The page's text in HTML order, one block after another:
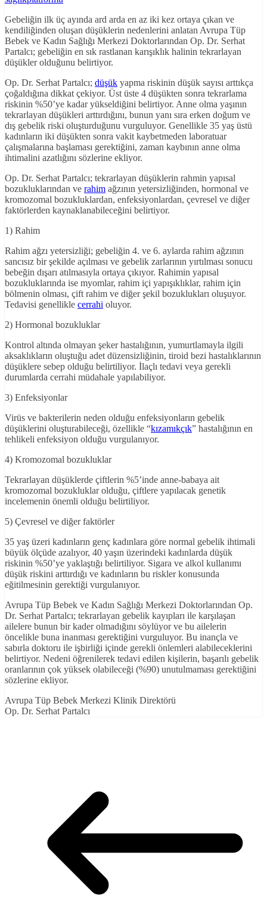
Gebeliğin ilk üç ayında ard arda en az iki kez ortaya çıkan ve
kendiliğinden oluşan düşüklerin nedenlerini anlatan Avrupa Tüp
Bebek ve Kadın Sağlığı Merkezi Doktorlarından Op. Dr. Serhat
Partalcı; gebeliğin en sık rastlanan karışıklık halinin tekrarlayan
düşükler olduğunu belirtiyor.
Op. Dr. Serhat Partalcı; düşük yapma riskinin düşük sayısı arttıkça
çoğaldığına dikkat çekiyor. Üst üste 4 düşükten sonra tekrarlama
riskinin %50’ye kadar yükseldiğini belirtiyor. Anne olma yaşının
tekrarlayan düşükleri arttırdığını, bunun yanı sıra erken doğum ve
dış gebelik riski oluşturduğunu vurguluyor. Genellikle 35 yaş üstü
kadınların iki düşükten sonra vakit kaybetmeden laboratuar
çalışmalarına başlaması gerektiğini, zaman kaybının anne olma
ihtimalini azatlığını sözlerine ekliyor.
Op. Dr. Serhat Partalcı; tekrarlayan düşüklerin rahmin yapısal
bozukluklarından ve rahim ağzının yetersizliğinden, hormonal ve
kromozomal bozukluklardan, enfeksiyonlardan, çevresel ve diğer
faktörlerden kaynaklanabileceğini belirtiyor.
1) Rahim
Rahim ağzı yetersizliği; gebeliğin 4. ve 6. aylarda rahim ağzının
sancısız bir şekilde açılması ve gebelik zarlarının yırtılması sonucu
bebeğin dışarı atılmasıyla ortaya çıkıyor. Rahimin yapısal
bozukluklarında ise myomlar, rahim içi yapışıklıklar, rahim için
bölmenin olması, çift rahim ve diğer şekil bozuklukları oluşuyor.
Tedavisi genellikle cerrahi oluyor.
2) Hormonal bozukluklar
Kontrol altında olmayan şeker hastalığının, yumurtlamayla ilgili
aksaklıkların oluştuğu adet düzensizliğinin, tiroid bezi hastalıklarının
düşüklere sebep olduğu belirtiliyor. İlaçlı tedavi veya gerekli
durumlarda cerrahi müdahale yapılabiliyor.
3) Enfeksiyonlar
Virüs ve bakterilerin neden olduğu enfeksiyonların gebelik
düşüklerini oluşturabileceği, özellikle “kızamıkçık” hastalığının en
tehlikeli enfeksiyon olduğu vurgulanıyor.
4) Kromozomal bozukluklar
Tekrarlayan düşüklerde çiftlerin %5’inde anne-babaya ait
kromozomal bozukluklar olduğu, çiftlere yapılacak genetik
incelemenin önemli olduğu belirtiliyor.
5) Çevresel ve diğer faktörler
35 yaş üzeri kadınların genç kadınlara göre normal gebelik ihtimali
büyük ölçüde azalıyor, 40 yaşın üzerindeki kadınlarda düşük
riskinin %50’ye yaklaştığı belirtiliyor. Sigara ve alkol kullanımı
düşük riskini arttırdığı ve kadınların bu riskler konusunda
eğitilmesinin gerektiği vurgulanıyor.
Avrupa Tüp Bebek ve Kadın Sağlığı Merkezi Doktorlarından Op.
Dr. Serhat Partalcı; tekrarlayan gebelik kayıpları ile karşılaşan
ailelere bunun bir kader olmadığını söylüyor ve bu ailelerin
öncelikle buna inanması gerektiğini vurguluyor. Bu inançla ve
sabırla doktoru ile işbirliği içinde gerekli önlemleri alabileceklerini
belirtiyor. Nedeni öğrenilerek tedavi edilen kişilerin, başarılı gebelik
oranlarının çok yüksek olabileceği (%90) unutulmaması gerektiğini
sözlerine ekliyor.
Avrupa Tüp Bebek Merkezi Klinik Direktörü
Op. Dr. Serhat Partalcı